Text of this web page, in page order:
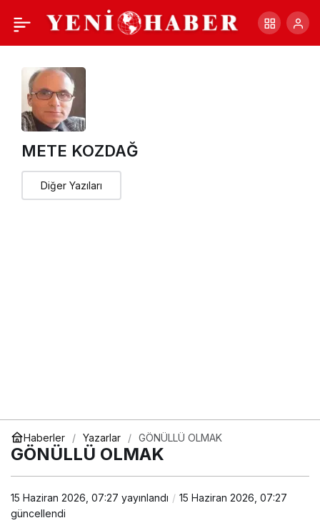
METE KOZDAĞ
Diğer Yazıları
Haberler Yazarlar GÖNÜLLÜ OLMAK
GÖNÜLLÜ OLMAK
15 Haziran 2026, 07:27 yayınlandı
15 Haziran 2026, 07:27
güncellendi
İyi ki varsın, TGC! + - Paylaş